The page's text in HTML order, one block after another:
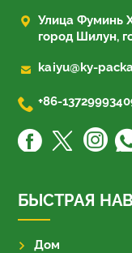
 Улица Фуминь
город Шилун,
 kaiyu@ky-
 +86-
БЫСТРАЯ
Дом